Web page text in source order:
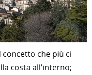
concetto che più ci
costa all'interno;